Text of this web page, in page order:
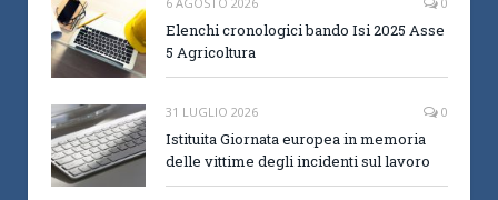
Elenchi cronologici bando Isi 2025 Asse
5 Agricoltura
31 LUGLIO 2026 0
Istituita Giornata europea in memoria
delle vittime degli incidenti sul lavoro